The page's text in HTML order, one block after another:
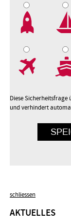
Diese
und verhindert
schliessen
AKTUELLES